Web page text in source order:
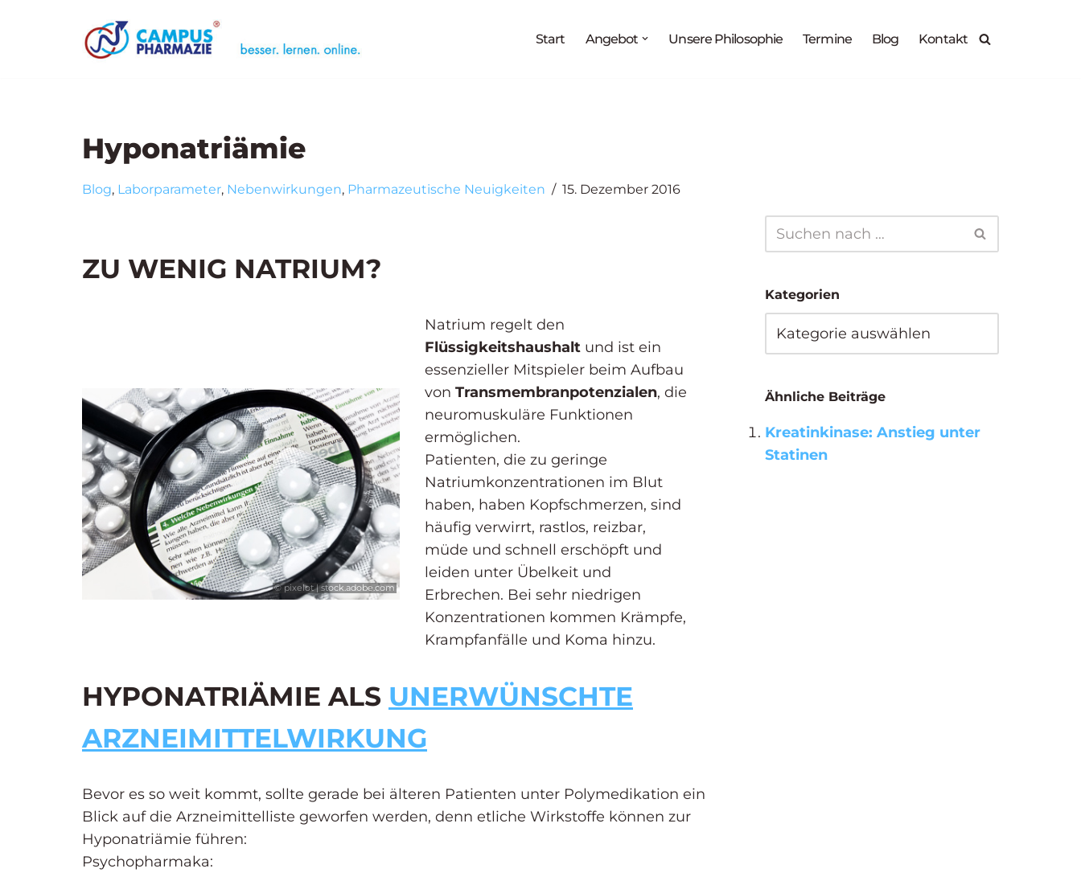
Case Training
27.08. - 02.09.2026
Start Angebot Unsere Philosophie Termine Blog Kontakt
Hyponatriämie
Blog, Laborparameter, Nebenwirkungen, Pharmazeutische Neuigkeiten 15. Dezember 2016
ZU WENIG NATRIUM?
© pixelot | stock.adobe.com
Natrium regelt den
Flüssigkeitshaushalt und ist ein
essenzieller Mitspieler beim Aufbau
vonTransmembranpotenzialen, die
neuromuskuläre Funktionen
ermöglichen.
Patienten, die zu geringe
Natriumkonzentrationen im Blut
haben, haben Kopfschmerzen, sind
häufig verwirrt, rastlos, reizbar,
müde und schnell erschöpft und
leiden unter Übelkeit und
Erbrechen. Bei sehr niedrigen
Konzentrationen kommen Krämpfe,
Krampfanfälle und Koma hinzu.
HYPONATRIÄMIE ALS UNERWÜNSCHTE
ARZNEIMITTELWIRKUNG
Bevor es so weit kommt, sollte gerade bei älteren Patienten unter Polymedikation ein
Blick auf die Arzneimittelliste geworfen werden, denn etliche Wirkstoffe können zur
Hyponatriämie führen:
Psychopharmaka:
Kategorien
Ähnliche Beiträge
Kreatinkinase: Anstieg unter
Statinen